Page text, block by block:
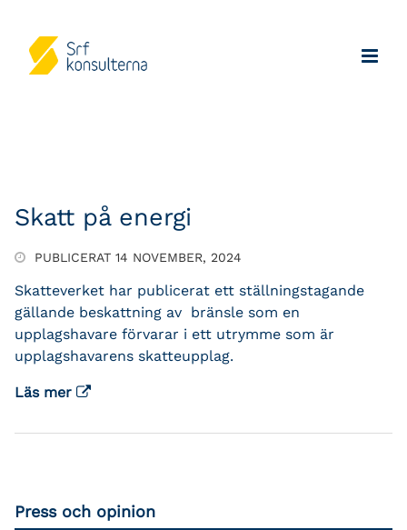
Skatt på energi
PUBLICERAT 14 NOVEMBER, 2024
Skatteverket har publicerat ett ställningstagande
gällande beskattning av bränsle som en
upplagshavare förvarar i ett utrymme som är
upplagshavarens skatteupplag.
Läs mer
Press och opinion